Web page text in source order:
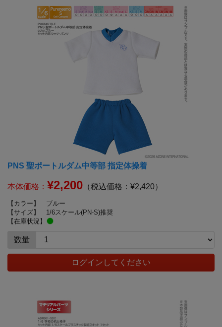
PNS 聖ポートルダム中等部 指定体操着
本体価格： ¥2,200 （税込価格：¥2,420）
【カラー】
ブルー
【サイズ】
1/6スケール(PN-S)推奨
【在庫状況】
数量
ログインしてください